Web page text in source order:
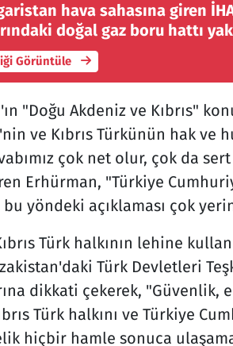
hava sahasına giren
doğal gaz boru hattı
Görüntüle
"Doğu Akdeniz ve Kıbrıs"
ve Kıbrıs Türkünün hak ve
çok net olur, çok da
Erhürman, "Türkiye
bu yöndeki açıklaması çok
Türk halkının lehine
Türk Devletleri
dikkati çekerek, "Güvenlik,
Türk halkını ve Türkiye
hiçbir hamle sonuca